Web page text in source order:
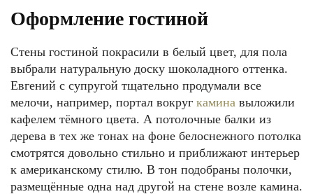
Оформление гостиной
Стены гостиной покрасили в белый цвет, для пола
выбрали натуральную доску шоколадного оттенка.
Евгений с супругой тщательно продумали все
мелочи, например, портал вокруг камина выложили
кафелем тёмного цвета. А потолочные балки из
дерева в тех же тонах на фоне белоснежного потолка
смотрятся довольно стильно и приближают интерьер
к американскому стилю. В тон подобраны полочки,
размещённые одна над другой на стене возле камина.